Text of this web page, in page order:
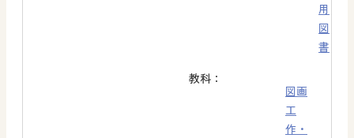
用
図
書
教科：
図画
工
作・